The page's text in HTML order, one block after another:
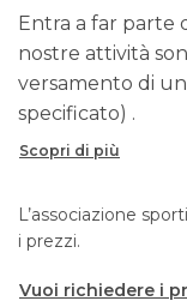
Entra a far parte
nostre attività
versamento di
specificato) .
Scopri di più
L’associazione
i prezzi.
Vuoi richiedere i